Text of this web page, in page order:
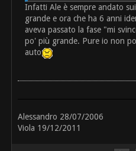
Infatti Ale è sempre andato
grande e ora che ha 6 anni
aveva passato la fase "mi
po' più grande. Pure io non
auto
Alessandro 28/07/2006
Viola 19/12/2011